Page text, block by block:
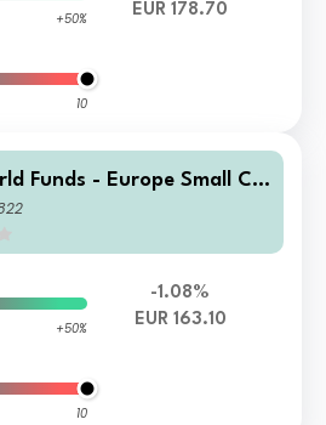
+50%
10
EUR 178.70
Funds - Europe Small Ca
EUR
+50%
10
-1.08%
EUR 163.10